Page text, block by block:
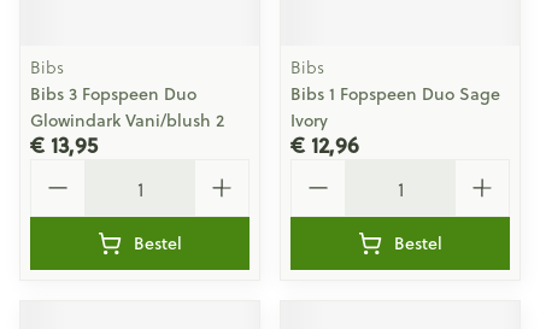
Bibs
Bibs 3 Fopspeen Duo
Glowindark Vani/blush 2
€ 13,95
Bestel
Bibs
Bibs 1 Fopspeen Duo Sage
Ivory
€ 12,96
Bestel